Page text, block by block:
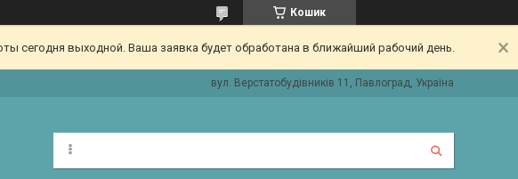
Кошик
сегодня выходной. Ваша заявка будет обработана в ближайший рабочий день.
вул. Верстатобудівників 11, Павлоград, Україна